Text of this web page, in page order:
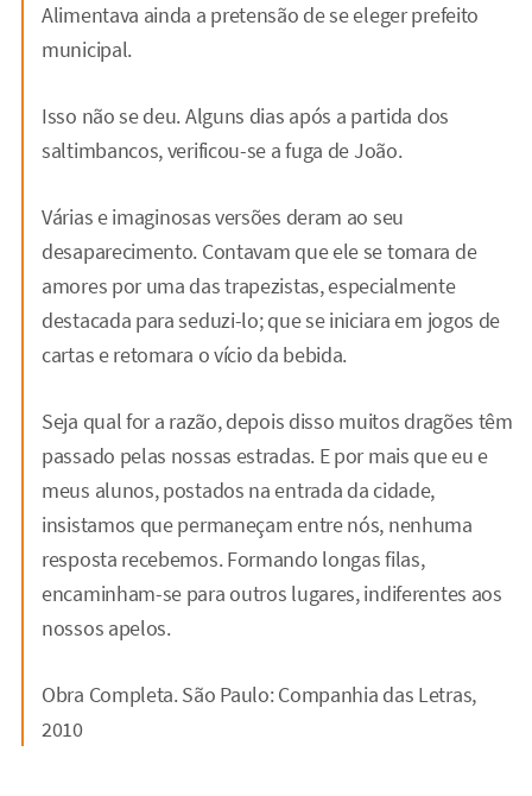
Alimentava ainda a pretensão de se eleger prefeito
municipal.
Isso não se deu. Alguns dias após a partida dos
saltimbancos, verificou-se a fuga de João.
Várias e imaginosas versões deram ao seu
desaparecimento. Contavam que ele se tomara de
amores por uma das trapezistas, especialmente
destacada para seduzi-lo; que se iniciara em jogos de
cartas e retomara o vício da bebida.
Seja qual for a razão, depois disso muitos dragões têm
passado pelas nossas estradas. E por mais que eu e
meus alunos, postados na entrada da cidade,
insistamos que permaneçam entre nós, nenhuma
resposta recebemos. Formando longas filas,
encaminham-se para outros lugares, indiferentes aos
nossos apelos.
Obra Completa. São Paulo: Companhia das Letras,
2010